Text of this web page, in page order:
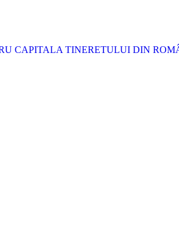
CAPITALA TINERETULUI DIN